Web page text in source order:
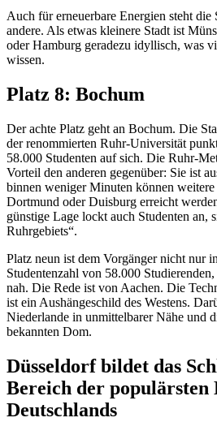
Auch für erneuerbare Energien steht die
andere. Als etwas kleinere Stadt ist
oder Hamburg geradezu idyllisch, was
wissen.
Platz 8: Bochum
Der achte Platz geht an Bochum. Die
der renommierten Ruhr-Universität
58.000 Studenten auf sich. Die Ruhr-
Vorteil den anderen gegenüber: Sie ist
binnen weniger Minuten können weitere
Dortmund oder Duisburg erreicht
günstige Lage lockt auch Studenten an,
Ruhrgebiets“.
Platz neun ist dem Vorgänger nicht nur
Studentenzahl von 58.000
nah. Die Rede ist von Aachen. Die
ist ein Aushängeschild des Westens.
Niederlande in unmittelbarer Nähe und
bekannten Dom.
Düsseldorf bildet das
Bereich der populärsten
Deutschlands